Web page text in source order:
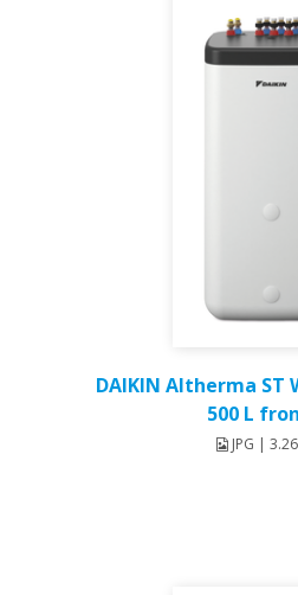
DAIKIN Altherma ST
500 L
JPG |